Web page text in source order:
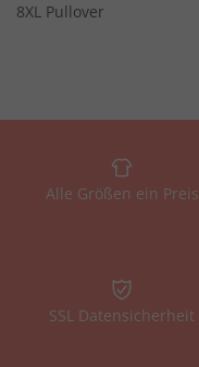
8XL Pullover
Alle Größen ein Preis
SSL Datensicherheit